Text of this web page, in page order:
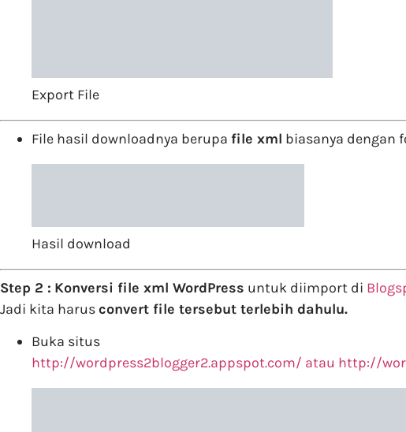
Export File
File hasil downloadnya berupa file xml biasanya dengan
Hasil download
Step 2 : Konversi file xml WordPress untuk diimport di
Jadi kita harusconvert file tersebut terlebih dahulu.
Buka situs
http://wordpress2blogger2.appspot.com/ atau http://